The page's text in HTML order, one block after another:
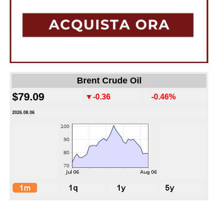
Brent Crude Oil
$79.09 ▼-0.36 -0.46%
2026.08.06